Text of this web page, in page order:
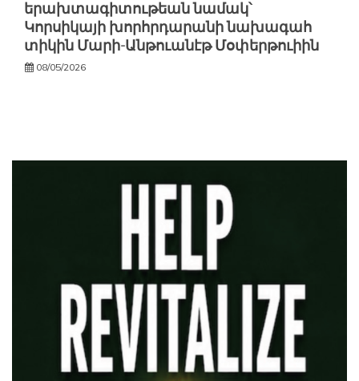
երախտագիտութեան նամակ՝
Կորսիկայի խորհրդարանի նախագահ
տիկին Մարի-Անթուանէթ Մօփերթուիին
08/05/2026